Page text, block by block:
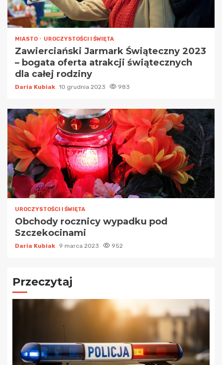
MIASTO UROCZYSTOŚCI I ŚWIĘTA
Zawierciański Jarmark Świąteczny 2023
– bogata oferta atrakcji świątecznych
dla całej rodziny
Daria Kubiak 10 grudnia 2023 983
UROCZYSTOŚCI I ŚWIĘTA
Obchody rocznicy wypadku pod
Szczekocinami
Daria Kubiak 9 marca 2023 952
Przeczytaj